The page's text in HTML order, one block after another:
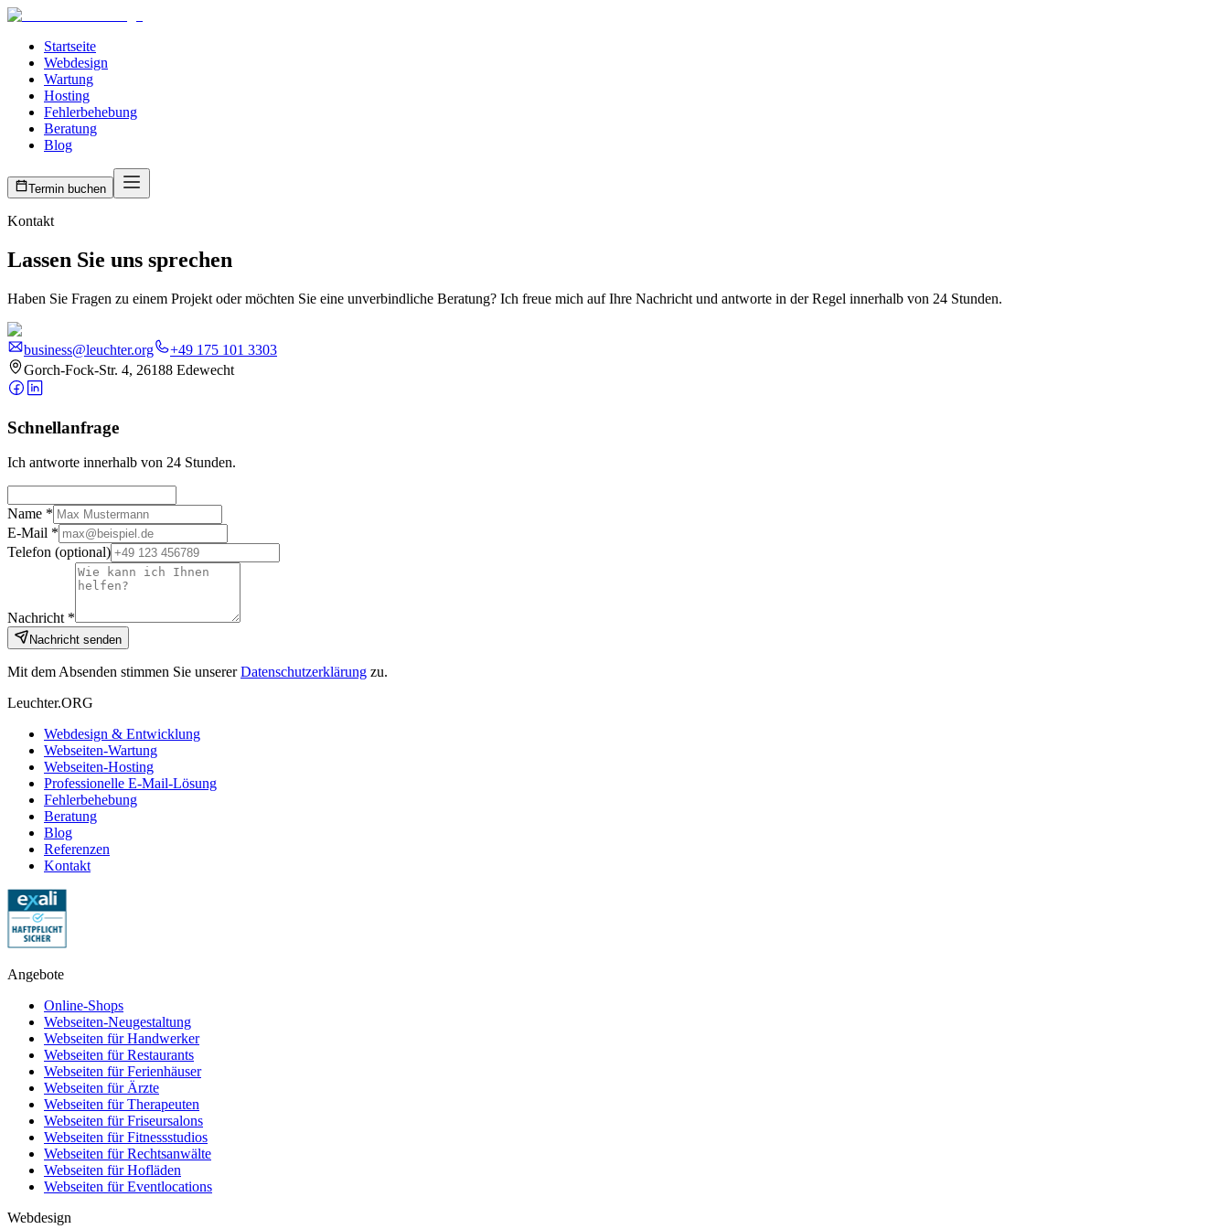
Startseite
Webdesign
Wartung
Hosting
Fehlerbehebung
Beratung
Blog
Termin buchen
Kontakt
Lassen Sie uns sprechen
Haben Sie Fragen zu einem Projekt oder möchten Sie eine unverbindliche Beratung? Ich freue mich auf Ihre Nachricht und antworte in der Regel innerhalb von 24 Stunden.
business@leuchter.org
+49 175 101 3303
Gorch-Fock-Str. 4, 26188 Edewecht
Schnellanfrage
Ich antworte innerhalb von 24 Stunden.
Name *
E-Mail *
Telefon (optional)
Nachricht *
Nachricht senden
Mit dem Absenden stimmen Sie unserer Datenschutzerklärung zu.
Leuchter.ORG
Webdesign & Entwicklung
Webseiten-Wartung
Webseiten-Hosting
Professionelle E-Mail-Lösung
Fehlerbehebung
Beratung
Blog
Referenzen
Kontakt
Angebote
Online-Shops
Webseiten-Neugestaltung
Webseiten für Handwerker
Webseiten für Restaurants
Webseiten für Ferienhäuser
Webseiten für Ärzte
Webseiten für Therapeuten
Webseiten für Friseursalons
Webseiten für Fitnessstudios
Webseiten für Rechtsanwälte
Webseiten für Hofläden
Webseiten für Eventlocations
Webdesign